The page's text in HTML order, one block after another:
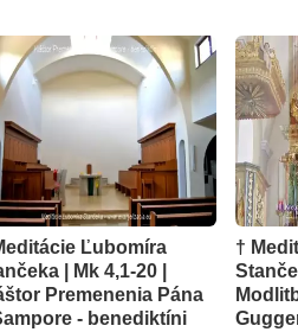
Ľubomíra
| Mk 4,1-20 |
Premenenia Pána
- benediktíni
†